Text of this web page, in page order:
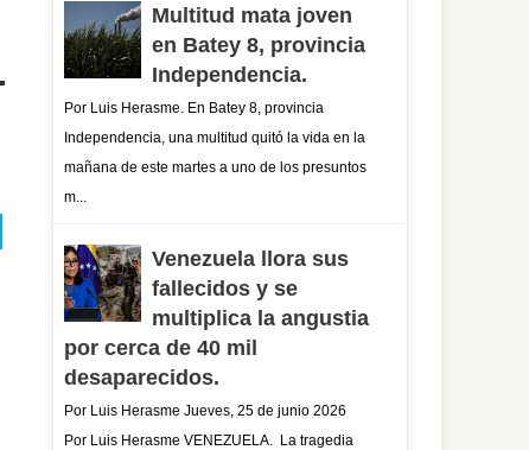
Multitud mata joven
en Batey 8, provincia
Independencia.
Por Luis Herasme. En Batey 8, provincia
Independencia, una multitud quitó la vida en la
mañana de este martes a uno de los presuntos
m...
Venezuela llora sus
fallecidos y se
multiplica la angustia
por cerca de 40 mil
desaparecidos.
Por Luis Herasme Jueves, 25 de junio 2026
Por Luis Herasme VENEZUELA. La tragedia